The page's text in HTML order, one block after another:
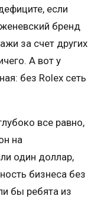
если
женевский бренд
за счет других
А вот у
без Rolex сеть
все равно,
на
один доллар,
бизнеса без
бы ребята из